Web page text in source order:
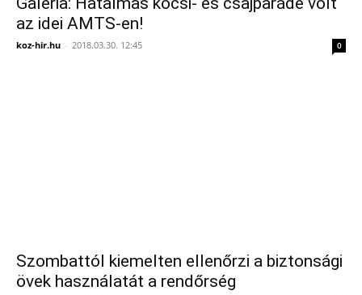
az idei AMTS-en!
koz-hir.hu - 2018.03.30. 12:45 0
Szombattól kiemelten ellenőrzi a biztonsági
övek használatát a rendőrség